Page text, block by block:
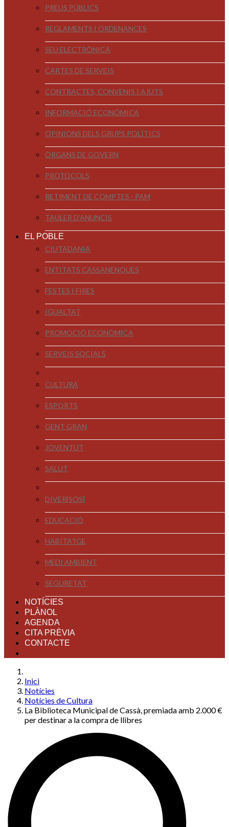
PREUS PÚBLICS
REGLAMENTS I ORDENANCES
SEU ELECTRÒNICA
CARTES DE SERVEIS
CONTRACTES, CONVENIS I AJUTS
INFORMACIÓ ECONÒMICA
OPINIONS DELS GRUPS POLÍTICS
ÒRGANS DE GOVERN
PROTOCOLS
RETIMENT DE COMPTES - PAM
TAULER D'ANUNCIS
EL POBLE
CIUTADANIA
ENTITATS CASSANENQUES
FESTES I FIRES
IGUALTAT
PROMOCIÓ ECONÒMICA
SERVEIS SOCIALS
CULTURA
ESPORTS
GENT GRAN
JOVENTUT
SALUT
DIVER[SOS]
EDUCACIÓ
HABITATGE
MEDI AMBIENT
SEGURETAT
NOTÍCIES
PLÀNOL
AGENDA
CITA PRÈVIA
CONTACTE
Inici
Notícies
Notícies de Cultura
La Biblioteca Municipal de Cassà, premiada amb 2.000 €
per destinar a la compra de llibres